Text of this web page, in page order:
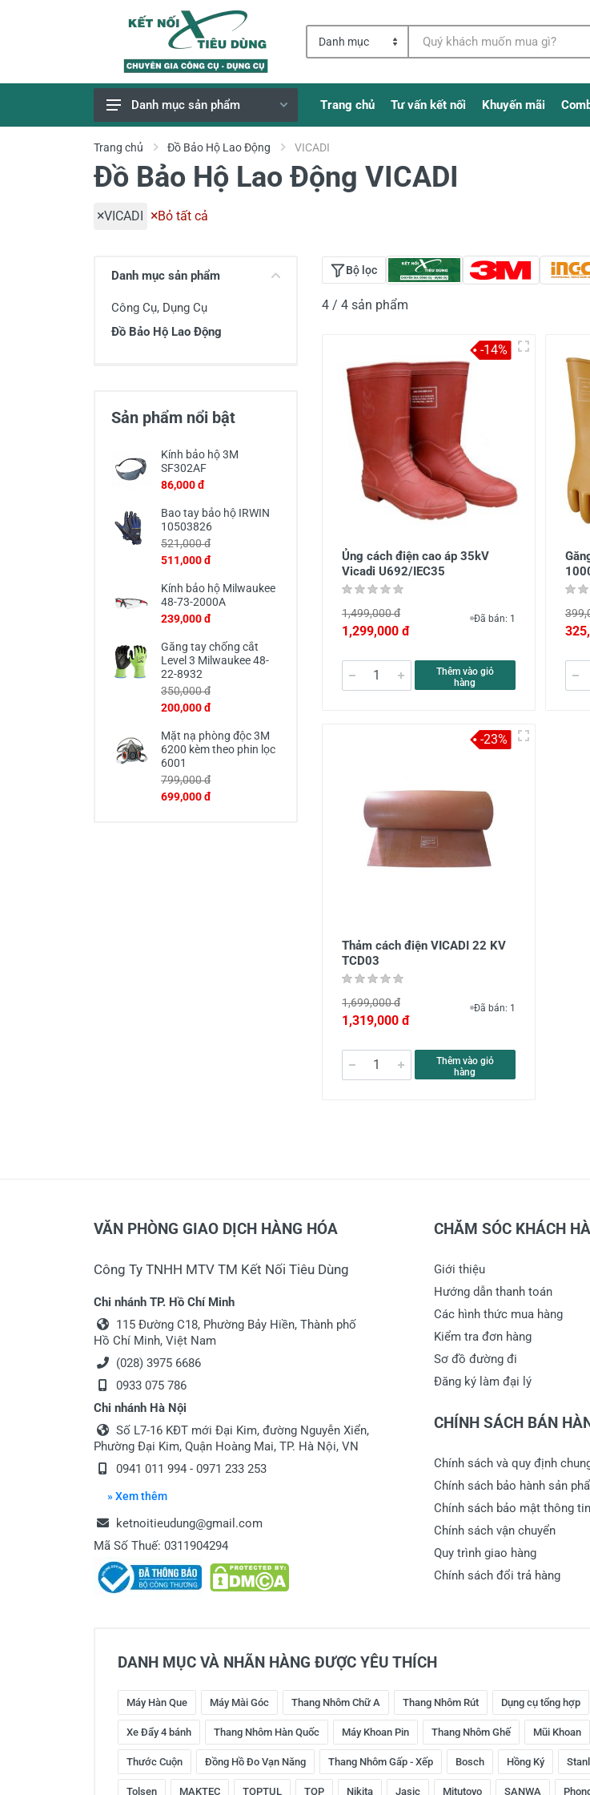
Giao Hàng Miễn Phí
Công Cụ, Dụng Cụ
Thang nhôm
Phụ Tùng, Linh Kiện
Đồ Bảo Hộ Lao Động
Danh mục sản phẩm Trang chủ Tư vấn kết nối Khuyến mãi
Trang chủ Đồ Bảo Hộ Lao Động VICADI
Đồ Bảo Hộ Lao Động VICADI
VICADI Bỏ tất cả
Danh mục sản phẩm
Công Cụ, Dụng Cụ
Đồ Bảo Hộ Lao Động
Sản phẩm nổi bật
Kính bảo hộ 3M
SF302AF
86,000 đ
Bao tay bảo hộ IRWIN
10503826
521,000 đ
511,000 đ
Kính bảo hộ Milwaukee
48-73-2000A
239,000 đ
Găng tay chống cắt
Level 3 Milwaukee 48-
22-8932
350,000 đ
200,000 đ
Mặt nạ phòng độc 3M
6200 kèm theo phin lọc
6001
799,000 đ
699,000 đ
Bộ lọc
4 / 4 sản phẩm
Ủng cách điện cao áp 35kV
Vicadi U692/IEC35
1,499,000 đ
1,299,000 đ
Đã bán: 1
Thêm vào giỏ
hàng
-14%
Thảm cách điện VICADI 22 KV
TCD03
1,699,000 đ
1,319,000 đ
Đã bán: 1
Thêm vào giỏ
hàng
-23%
VĂN PHÒNG GIAO DỊCH HÀNG HÓA
Công Ty TNHH MTV TM Kết Nối Tiêu Dùng
Chi nhánh TP. Hồ Chí Minh
115 Đường C18, Phường Bảy Hiền, Thành phố
Hồ Chí Minh, Việt Nam
(028) 3975 6686
0933 075 786
Chi nhánh Hà Nội
Số L7-16 KĐT mới Đại Kim, đường Nguyễn Xiển,
Phường Đại Kim, Quận Hoàng Mai, TP. Hà Nội, VN
0941 011 994 - 0971 233 253
» Xem thêm
ketnoitieudung@gmail.com
Mã Số Thuế: 0311904294
CHĂM SÓC KHÁCH
Giới thiệu
Hướng dẫn thanh toán
Các hình thức mua hàng
Kiểm tra đơn hàng
Sơ đồ đường đi
Đăng ký làm đại lý
CHÍNH SÁCH BÁN
Chính sách và quy định
Chính sách bảo hành sản
Chính sách bảo mật thông tin
Chính sách vận chuyển
Quy trình giao hàng
Chính sách đổi trả hàng
DANH MỤC VÀ NHÃN HÀNG ĐƯỢC YÊU THÍCH
Máy Hàn Que Máy Mài Góc Thang Nhôm Chữ A Thang Nhôm Rút Dụng cụ tổng hợp
Xe Đẩy 4 bánh Thang Nhôm Hàn Quốc Máy Khoan Pin Thang Nhôm Ghế Mũi Khoan
Thước Cuộn Đồng Hồ Đo Vạn Năng Thang Nhôm Gấp - Xếp Bosch Hồng Ký
Tolsen MAKTEC TOPTUL TOP Nikita Jasic Mitutoyo SANWA